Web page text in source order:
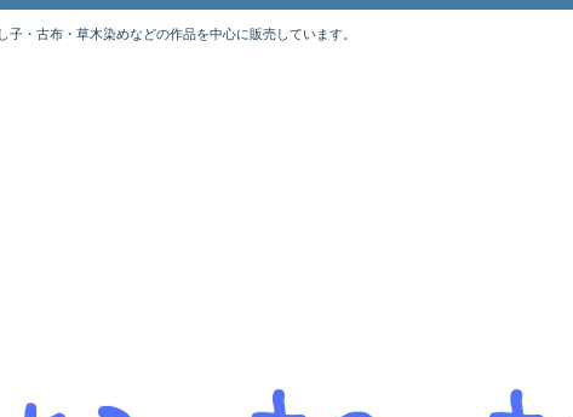
・古布・草木染めなどの作品を中心に販売しています。